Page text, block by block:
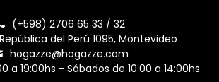
(+598) 2706 65 33 / 32
del Perú 1095, Montevideo
hogazze@hogazze.com
a 19:00hs - Sábados de 10:00 a 14:00hs